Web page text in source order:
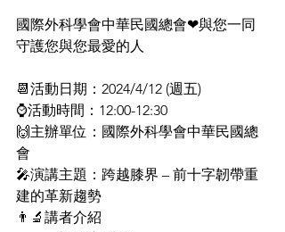
國際外科學會中華民國總會❤與您一同
守護您與您最愛的人
📆活動日期：2024/4/12 (週五)
⌚活動時間：12:00-12:30
🙌主辦單位：國際外科學會中華民國總
會
🎤演講主題：跨越膝界 – 前十字韌帶重
建的革新趨勢
👨‍🔬講者介紹